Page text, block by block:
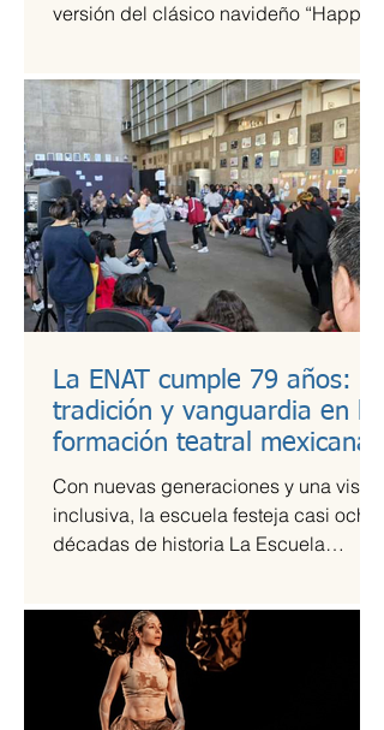
versión del clásico navideño “Happy
transforma el himno pacifista en un
arreglo metal sinfónico que mantiene
su esencia esperanzadora, pero con la
potencia característica del grupo.
La ENAT cumple 79 años:
tradición y vanguardia en la
formación teatral mexicana
Con nuevas generaciones y una visión
inclusiva, la escuela festeja casi ocho
décadas de historia La Escuela